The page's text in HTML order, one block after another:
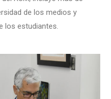
de los medios y
los estudiantes.